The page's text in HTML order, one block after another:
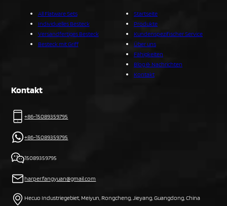
All Flatware Sets
Individuelles Besteck
Versandfertiges Besteck
Besteck mit Griff
Startseite
Produkte
Kundenspezifischer Service
Über uns
Fähigkeiten
Blog & Nachrichten
Kontakt
Kontakt
+86-15089359795
+86-15089359795
15089359795
harper.fangyuan@gmail.com
Hecuo Industriegebiet, Meiyun, Rongcheng, Jieyang, Guangdong, China